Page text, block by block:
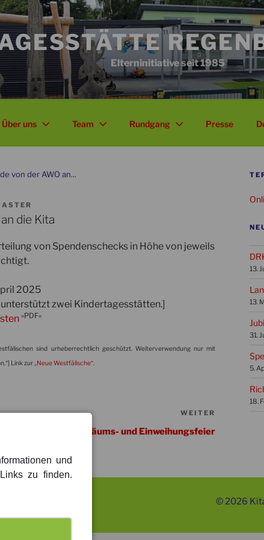
Elterninitiative seit 1985
Über uns Team Rundgang Presse
von der AWO an...
die Kita
von Spendenschecks in Höhe von jeweils
2025
zwei Kindertagesstätten.]
»PDF«
sind urheberrechtlich geschützt. Weiterverwendung nur mit
Link zur„Neue Westfälische“.
Beitrag
WEITER
Jubiläums- und Einweihungsfeier
13.
13.
31.
5.
18.
© 2026
und
zu finden.